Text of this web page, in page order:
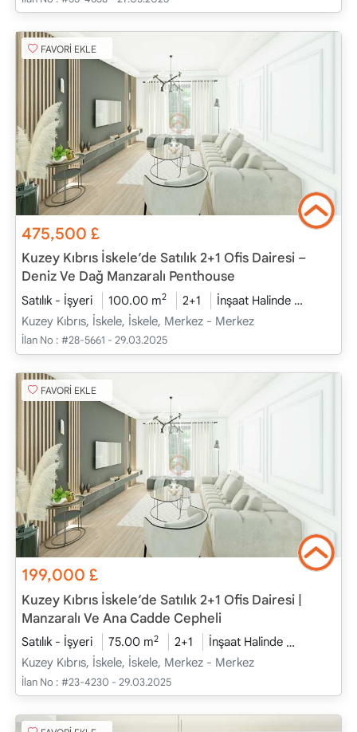
FAVORİ EKLE
475,500£
Kuzey Kıbrıs İskele’de Satılık 2+1 Ofis Dairesi –
Deniz Ve Dağ Manzaralı Penthouse
Satılık - İşyeri 100.00 m2 2+1 İnşaat Halinde
Kuzey Kıbrıs, İskele, İskele, Merkez - Merkez
İlan No : #28-5661 - 29.03.2025
FAVORİ EKLE
199,000£
Kuzey Kıbrıs İskele’de Satılık 2+1 Ofis Dairesi |
Manzaralı Ve Ana Cadde Cepheli
Satılık - İşyeri 75.00 m2 2+1 İnşaat Halinde
Kuzey Kıbrıs, İskele, İskele, Merkez - Merkez
İlan No : #23-4230 - 29.03.2025